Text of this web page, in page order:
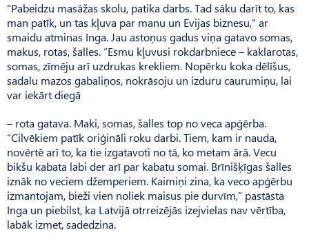
“Pabeidzu masāžas skolu, patika darbs. Tad sāku darīt to, kas
man patīk, un tas kļuva par manu un Evijas biznesu,” ar
smaidu atminas Inga. Jau astoņus gadus viņa gatavo somas,
makus, rotas, šalles. “Esmu kļuvusi rokdarbniece – kaklarotas,
somas, zīmēju arī uzdrukas krekliem. Nopērku koka dēlīšus,
sadalu mazos gabaliņos, nokrāsoju un izduru caurumiņu, lai
var iekārt diegā
– rota gatava. Maki, somas, šalles top no veca apģērba.
“Cilvēkiem patīk oriģināli roku darbi. Tiem, kam ir nauda,
novērtē arī to, ka tie izgatavoti no tā, ko metam ārā. Vecu
bikšu kabata labi der arī par kabatu somai. Brīnišķīgas šalles
iznāk no veciem džemperiem. Kaimiņi zina, ka veco apģērbu
izmantojam, bieži vien noliek maisus pie durvīm,” pastāsta
Inga un piebilst, ka Latvijā otrreizējās izejvielas nav vērtība,
labāk izmet, sadedzina.